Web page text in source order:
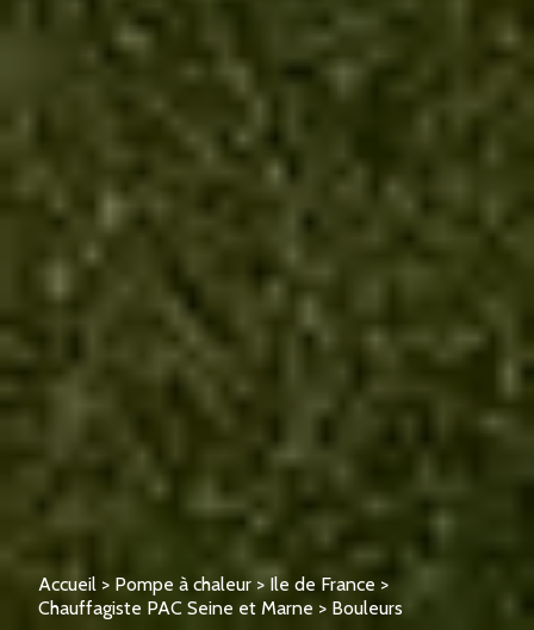
Accueil > Pompe à chaleur > Ile de France >
Chauffagiste PAC Seine et Marne > Bouleurs